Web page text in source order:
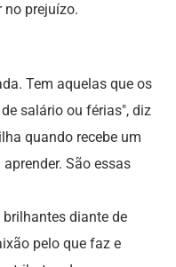
no prejuízo.
Tem aquelas que os
salário ou férias", diz
quando recebe um
São essas
diante de
pelo que faz e